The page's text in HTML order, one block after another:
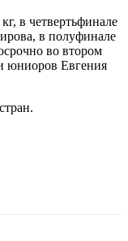
в четвертьфинале
в полуфинале
во втором
юниоров Евгения